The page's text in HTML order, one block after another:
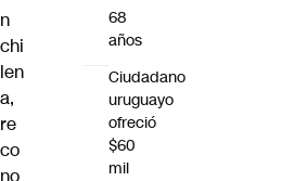
n
chi
len
a,
re
co
no
68
años
Ciudadano
uruguayo
ofreció
$60
mil